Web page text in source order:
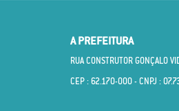
A PREFEITURA
RUA CONSTRUTOR GONÇALO
CEP : 62.170­-000 - CNPJ :